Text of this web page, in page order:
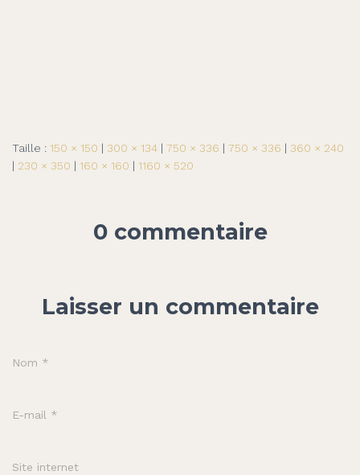
Taille : 150 × 150 | 300 × 134 | 750 × 336 | 750 × 336 | 360 × 240
| 230 × 350 | 160 × 160 | 1160 × 520
0 commentaire
Laisser un commentaire
Nom *
E-mail *
Site internet